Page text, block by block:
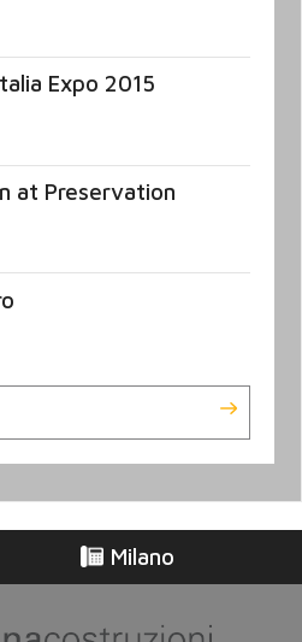
Expo 2015
at Preservation
Milano